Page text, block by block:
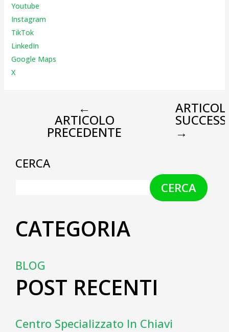
Youtube
Instagram
TikTok
LinkedIn
Google Maps
X
←
ARTICOLO
PRECEDENTE →
CERCA
CERCA
CATEGORIA
BLOG
POST RECENTI
Centro Specializzato In Chiavi